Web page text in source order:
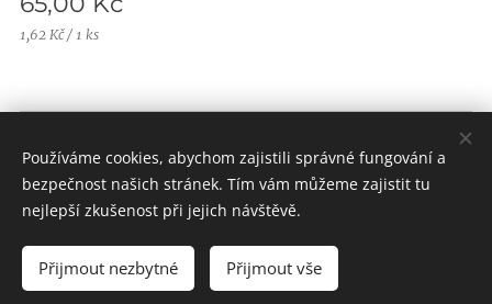
1,62 Kč / 1 ks
Do košíku
Vytvořeno službouWebnode Cookies
Používáme cookies, abychom zajistili správné fungování a
bezpečnost našich stránek. Tím vám můžeme zajistit tu
nejlepší zkušenost při jejich návštěvě.
Přijmout nezbytné Přijmout vše